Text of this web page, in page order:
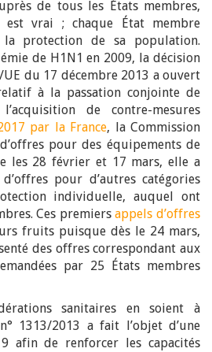
de tous les États membres,
est vrai ; chaque État membre
protection de sa population.
de H1N1 en 2009, la décision
du 17 décembre 2013 a ouvert
à la passation conjointe de
de contre-mesures
par la France, la Commission
pour des équipements de
les 28 février et 17 mars, elle a
pour d’autres catégories
individuelle, auquel ont
Ces premiersappels d’offres
fruits puisque dès le 24 mars,
des offres correspondant aux
par 25 États membres
sanitaires en soient à
1313/2013 a fait l’objet d’une
afin de renforcer les capacités